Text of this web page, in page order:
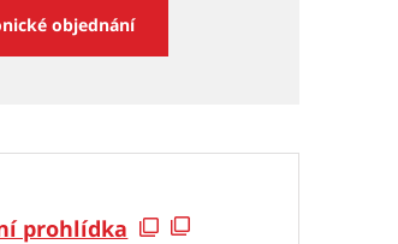
objednání
prohlídka